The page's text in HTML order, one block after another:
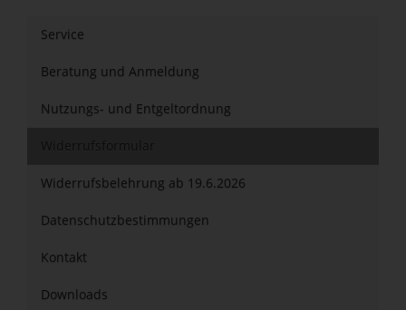
Service
Beratung und Anmeldung
Nutzungs- und Entgeltordnung
Widerrufsformular
Widerrufsbelehrung ab 19.6.2026
Datenschutzbestimmungen
Kontakt
Downloads